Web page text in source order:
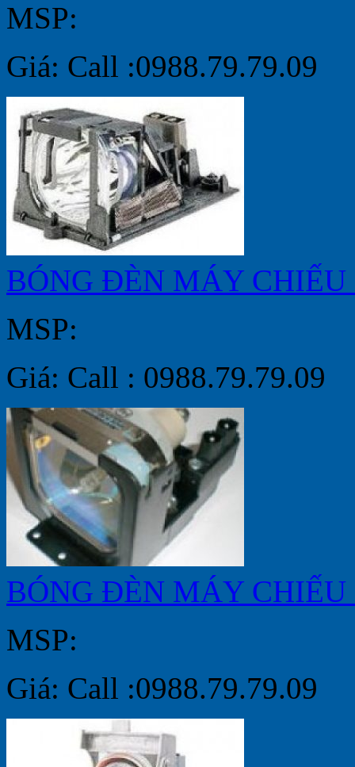
MSP:
Giá: Call :0988.79.79.09
BÓNG ĐÈN MÁY CHIẾU
MSP:
Giá: Call : 0988.79.79.09
BÓNG ĐÈN MÁY CHIẾU
MSP:
Giá: Call :0988.79.79.09